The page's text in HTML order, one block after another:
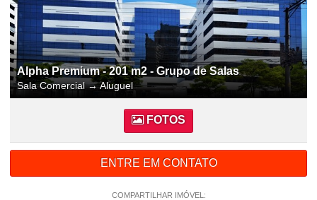
Alpha Premium - 201 m2 - Grupo de Salas
Sala Comercial→Aluguel
FOTOS
ENTRE EM CONTATO
COMPARTILHAR IMÓVEL: